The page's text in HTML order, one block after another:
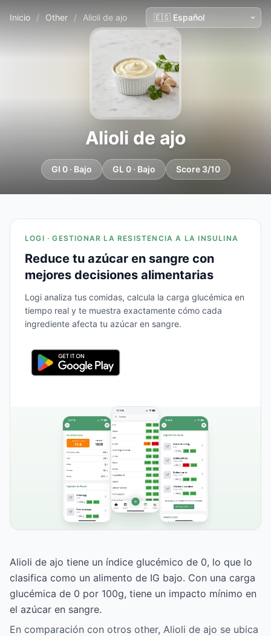
Inicio / Other / Alioli de ajo
Alioli de ajo
GI 0 · Bajo GL 0 · Bajo Score 3/10
LOGI · GESTIONAR LA RESISTENCIA A LA INSULINA
Reduce tu azúcar en sangre con
mejores decisiones alimentarias
Logi analiza tus comidas, calcula la carga glucémica en
tiempo real y te muestra exactamente cómo cada
ingrediente afecta tu azúcar en sangre.
Alioli de ajo tiene un índice glucémico de 0, lo que lo
clasifica como un alimento de IG bajo. Con una carga
glucémica de 0 por 100g, tiene un impacto mínimo en
el azúcar en sangre.
En comparación con otros other, Alioli de ajo se ubica